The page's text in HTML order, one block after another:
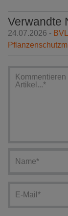
Verwandte
24.07.2026 -